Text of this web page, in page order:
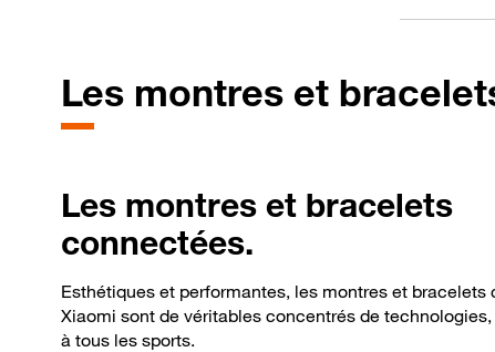
Les montres et
Les montres et bracelets
connectées.
Esthétiques et performantes, les montres et bracelets
Xiaomi sont de véritables concentrés de
à tous les sports.